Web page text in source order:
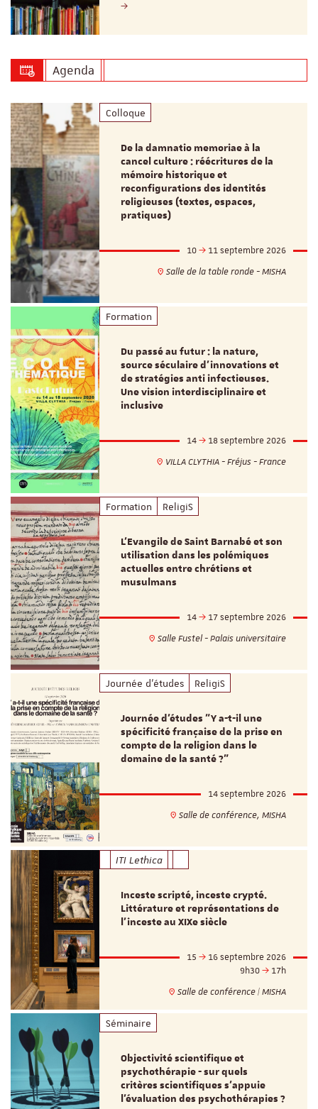
Agenda
Colloque
De la damnatio memoriae à la
cancel culture : réécritures de la
mémoire historique et
reconfigurations des identités
religieuses (textes, espaces,
pratiques)
10
11 septembre 2026
Salle de la table ronde - MISHA
Formation
Du passé au futur : la nature,
source séculaire d’innovations et
de stratégies anti infectieuses.
Une vision interdisciplinaire et
inclusive
14
18 septembre 2026
VILLA CLYTHIA - Fréjus - France
Formation ReligiS
L’Evangile de Saint Barnabé et son
utilisation dans les polémiques
actuelles entre chrétiens et
musulmans
14
17 septembre 2026
Salle Fustel - Palais universitaire
Journée d'études ReligiS
Journée d’études "Y a-t-il une
spécificité française de la prise en
compte de la religion dans le
domaine de la santé ?"
14 septembre 2026
Salle de conférence, MISHA
ITI Lethica
Inceste scripté, inceste crypté.
Littérature et représentations de
l’inceste au XIXe siècle
15
16 septembre 2026
9h30
17h
Salle de conférence | MISHA
Séminaire
Objectivité scientifique et
psychothérapie - sur quels
critères scientifiques s'appuie
l'évaluation des psychothérapies ?